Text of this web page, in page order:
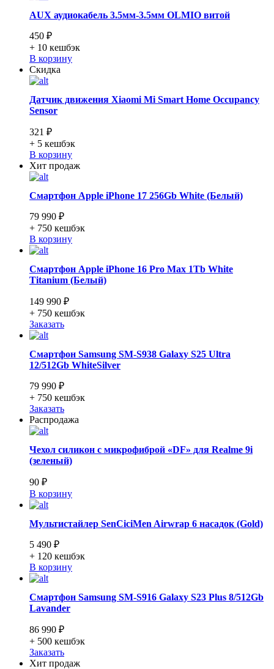
AUX аудиокабель 3.5мм-3.5мм OLMIO витой
450 ₽
+ 10 кешбэк
В корзину
Скидка
Датчик движения Xiaomi Mi Smart Home Occupancy
Sensor
321 ₽
+ 5 кешбэк
В корзину
Хит продаж
Смартфон Apple iPhone 17 256Gb White (Белый)
79 990 ₽
+ 750 кешбэк
В корзину
Смартфон Apple iPhone 16 Pro Max 1Tb White
Titanium (Белый)
149 990 ₽
+ 750 кешбэк
Заказать
Смартфон Samsung SM-S938 Galaxy S25 Ultra
12/512Gb WhiteSilver
79 990 ₽
+ 750 кешбэк
Заказать
Распродажа
Чехол силикон с микрофиброй «DF» для Realme 9i
(зеленый)
90 ₽
В корзину
Мультистайлер SenCiciMen Airwrap 6 насадок (Gold)
5 490 ₽
+ 120 кешбэк
В корзину
Смартфон Samsung SM-S916 Galaxy S23 Plus 8/512Gb
Lavander
86 990 ₽
+ 500 кешбэк
Заказать
Хит продаж